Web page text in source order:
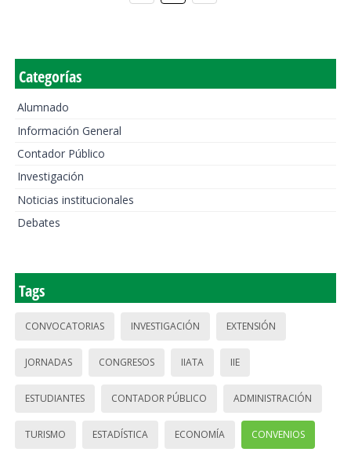
Categorías
Alumnado
Información General
Contador Público
Investigación
Noticias institucionales
Debates
Tags
CONVOCATORIAS INVESTIGACIÓN EXTENSIÓN
JORNADAS CONGRESOS IIATA IIE
ESTUDIANTES CONTADOR PÚBLICO ADMINISTRACIÓN
TURISMO ESTADÍSTICA ECONOMÍA CONVENIOS